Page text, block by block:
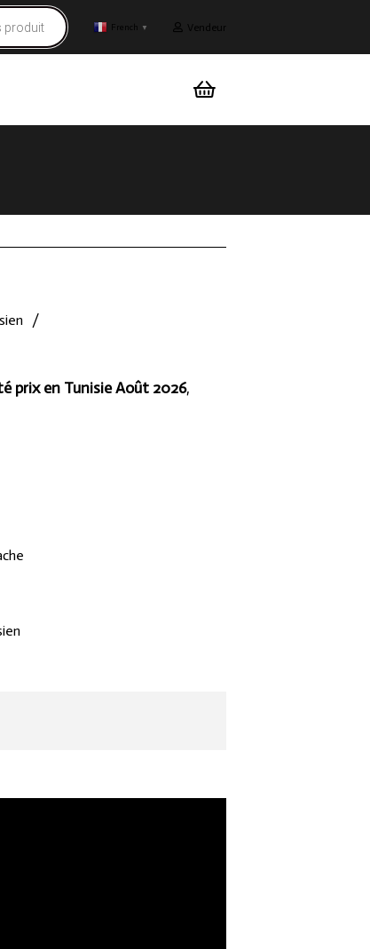
French ▼ Vendeur
/
prix en Tunisie Août 2026,